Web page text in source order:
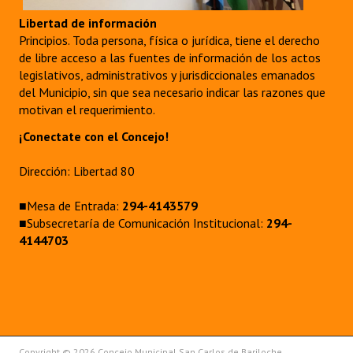
Libertad de información
Principios. Toda persona, física o jurídica, tiene el derecho
de libre acceso a las fuentes de información de los actos
legislativos, administrativos y jurisdiccionales emanados
del Municipio, sin que sea necesario indicar las razones que
motivan el requerimiento.
¡Conectate con el Concejo!
Dirección: Libertad 80
■Mesa de Entrada: 294-4143579
■Subsecretaría de Comunicación Institucional: 294-
4144703